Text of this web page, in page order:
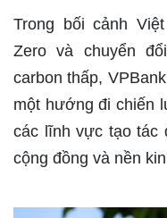
Trong bối cảnh
Zero và chuyển
carbon thấp,
một hướng đi chiến
các lĩnh vực tạo tác
cộng đồng và nền